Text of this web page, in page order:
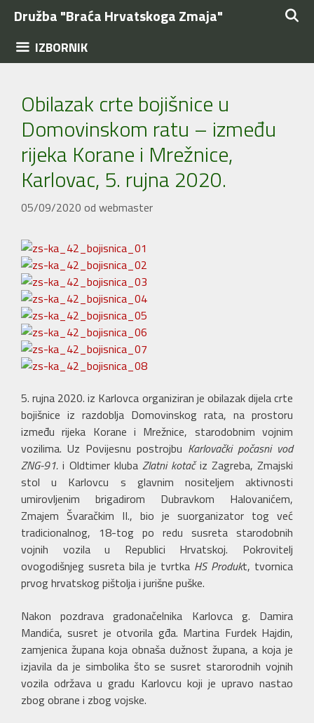
Preskoči
sadržaj
Družba "Braća Hrvatskoga Zmaja"
IZBORNIK
Obilazak crte bojišnice u
Domovinskom ratu – između
rijeka Korane i Mrežnice,
Karlovac, 5. rujna 2020.
05/09/2020 od webmaster
5. rujna 2020. iz Karlovca organiziran je obilazak dijela crte
bojišnice iz razdoblja Domovinskog rata, na prostoru
između rijeka Korane i Mrežnice, starodobnim vojnim
vozilima. Uz Povijesnu postrojbu Karlovački počasni vod
ZNG-91. i Oldtimer kluba Zlatni kotačiz Zagreba, Zmajski
stol u Karlovcu s glavnim nositeljem aktivnosti
umirovljenim brigadirom Dubravkom Halovanićem,
Zmajem Švaračkim II., bio je suorganizator tog već
tradicionalnog, 18-tog po redu susreta starodobnih
vojnih vozila u Republici Hrvatskoj. Pokrovitelj
ovogodišnjeg susreta bila je tvrtka HS Produkt, tvornica
prvog hrvatskog pištolja i jurišne puške.
Nakon pozdrava gradonačelnika Karlovca g. Damira
Mandića, susret je otvorila gđa. Martina Furdek Hajdin,
zamjenica župana koja obnaša dužnost župana, a koja je
izjavila da je simbolika što se susret starorodnih vojnih
vozila održava u gradu Karlovcu koji je upravo nastao
zbog obrane i zbog vojske.